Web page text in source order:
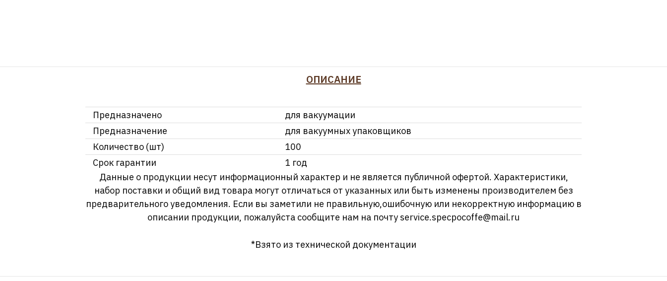
ОПИСАНИЕ
Предназначено
для вакуумации
Предназначение
для вакуумных упаковщиков
Количество (шт)
100
Срок гарантии
1 год
Данные о продукции несут информационный характер и не является публичной офертой. Характеристики,
набор поставки и общий вид товара могут отличаться от указанных или быть изменены производителем без
предварительного уведомления. Если вы заметили не правильную,ошибочную или некорректную информацию в
описании продукции, пожалуйста сообщите нам на почтуservice.specpocoffe@mail.ru
*Взято из технической документации